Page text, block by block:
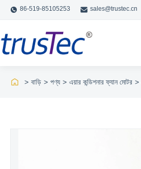
86-519-85105253 sales@trustec.cn
> বাড়ি > পণ্য > এয়ার কন্ডিশনার ফ্যান মোটর >